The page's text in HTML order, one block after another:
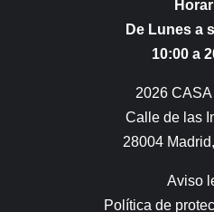
De Lunes a
10:00 a
2026
Calle de las
28004
Aviso
Política de